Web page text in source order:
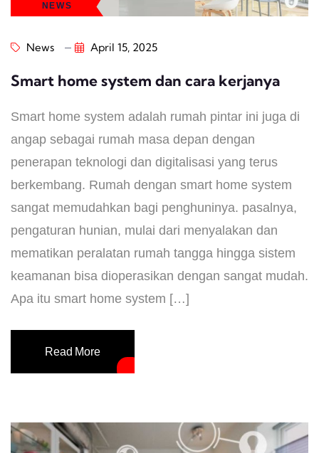
NEWS
News April 15, 2025
Smart home system dan cara kerjanya
Smart home system adalah rumah pintar ini juga di
angap sebagai rumah masa depan dengan
penerapan teknologi dan digitalisasi yang terus
berkembang. Rumah dengan smart home system
sangat memudahkan bagi penghuninya. pasalnya,
pengaturan hunian, mulai dari menyalakan dan
mematikan peralatan rumah tangga hingga sistem
keamanan bisa dioperasikan dengan sangat mudah.
Apa itu smart home system […]
Read More